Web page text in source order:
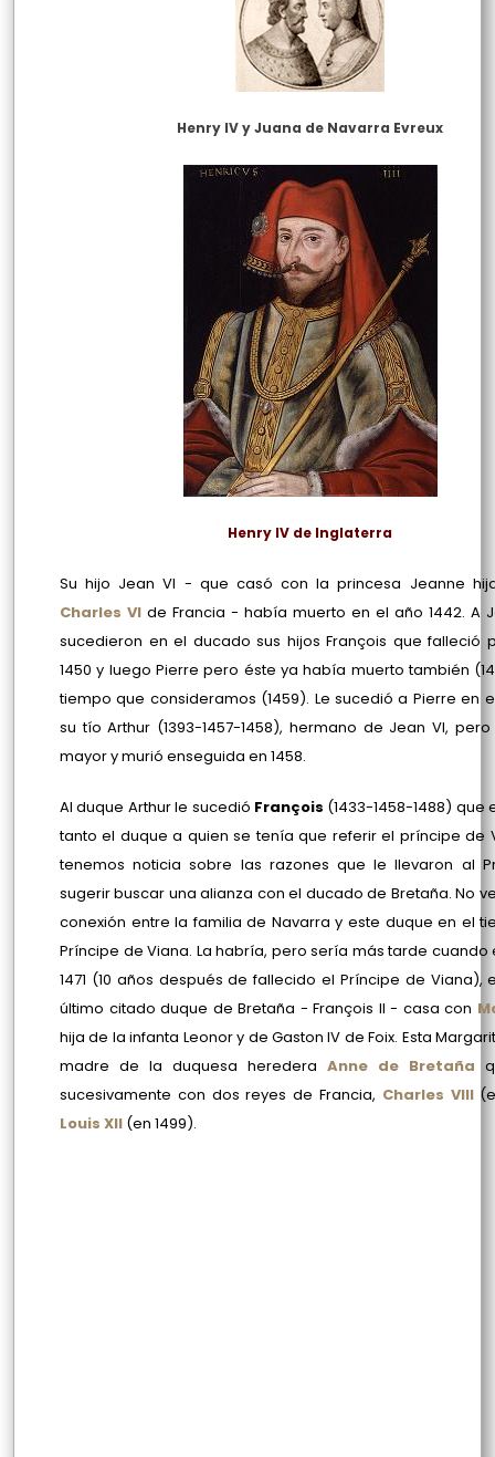
Henry IV y Juana de Navarra Evreux
Henry IV de Inglaterra
Su hijo Jean VI - que casó con la princesa Jeanne
Charles VI de Francia - había muerto en el año 1442. A
sucedieron en el ducado sus hijos François que falleció
1450 y luego Pierre pero éste ya había muerto también
tiempo que consideramos (1459). Le sucedió a Pierre en
su tío Arthur (1393-1457-1458), hermano de Jean VI,
mayor y murió enseguida en 1458.
Al duque Arthur le sucedió François (1433-1458-1488) que
tanto el duque a quien se tenía que referir el príncipe de
tenemos noticia sobre las razones que le llevaron al
sugerir buscar una alianza con el ducado de Bretaña. No
conexión entre la familia de Navarra y este duque en el
Príncipe de Viana. La habría, pero sería más tarde cuando
1471 (10 años después de fallecido el Príncipe de Viana),
último citado duque de Bretaña - François II - casa con
hija de la infanta Leonor y de Gaston IV de Foix. Esta
madre de la duquesa heredera Anne de Bretaña
sucesivamente con dos reyes de Francia, Charles VIII
Louis XII (en 1499).